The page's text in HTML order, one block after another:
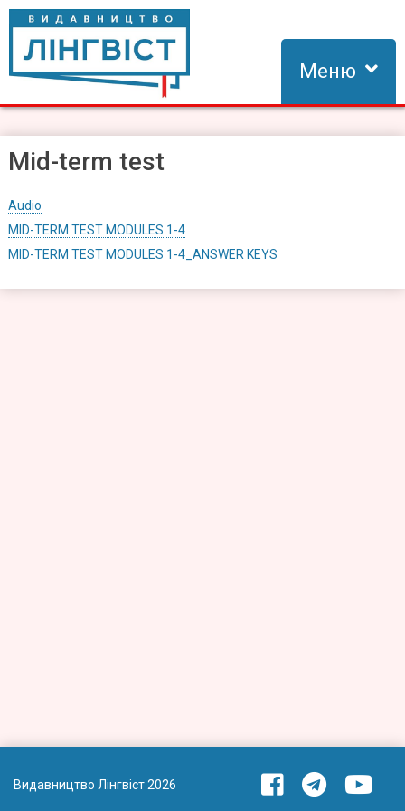
Skip
content
Видавництво Лінгвіст
Видавництво Лінгвіст – адаптація та створення видань для
Меню
Mid-term test
Audio
MID-TERM TEST MODULES 1-4
MID-TERM TEST MODULES 1-4_ANSWER KEYS
Видавництво Лінгвіст 2026